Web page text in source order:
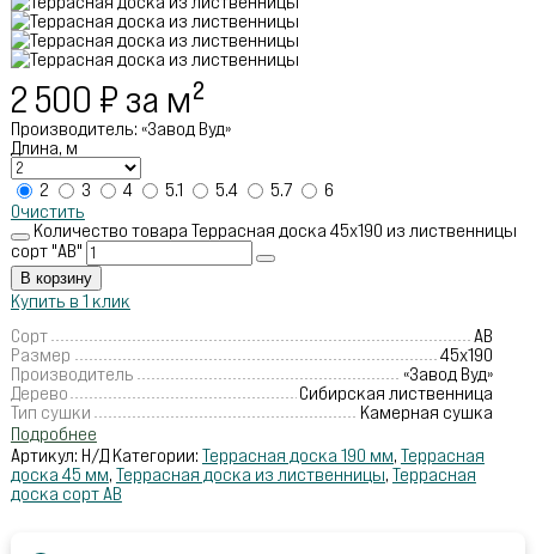
2 500 ₽ за м²
Производитель: «Завод Вуд»
Длина, м
2
3 4 5.1 5.4 5.7
6
Очистить
Количество товара Террасная доска 45х190 из лиственницы
сорт "АВ"
В корзину
Купить в 1 клик
Сорт
АВ
Размер
45х190
Производитель
«Завод Вуд»
Дерево
Сибирская лиственница
Тип сушки
Камерная сушка
Подробнее
Артикул: Н/Д Категории: Террасная доска 190 мм, Террасная
доска 45 мм, Террасная доска из лиственницы, Террасная
доска сорт АВ